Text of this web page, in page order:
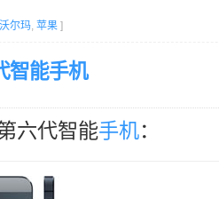
沃尔玛, 苹果 ]
智能手机
六代智能手机：